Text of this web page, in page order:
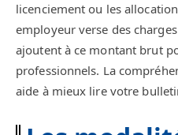
licenciement ou les
employeur verse des
ajoutent à ce montant brut
professionnels. La
aide à mieux lire votre